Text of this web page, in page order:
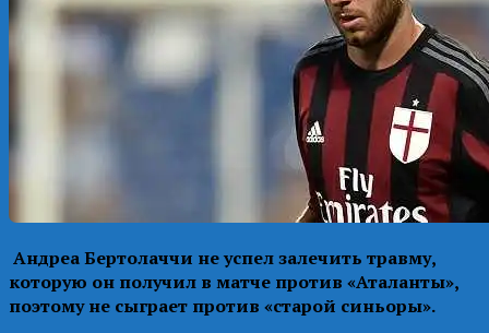
Андреа Бертолаччи не успел залечить травму,
которую он получил в матче против «Аталанты»,
поэтому не сыграет против «старой синьоры».